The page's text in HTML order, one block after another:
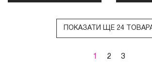
ПОКАЗАТИ ЩЕ 24
1 2 3